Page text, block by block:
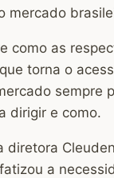
mercado
como as
torna o
sempre
dirigir e como.
a